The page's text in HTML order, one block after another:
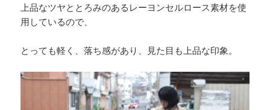
上品なツヤととろみのあるレーヨンセルロース素材を使
用しているので、
とっても軽く、落ち感があり、見た目も上品な印象。